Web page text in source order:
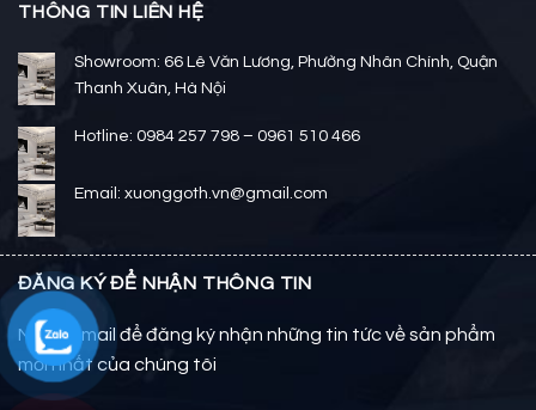
THÔNG TIN LIÊN HỆ
Showroom: 66 Lê Văn Lương, Phường Nhân Chính, Quận
Thanh Xuân, Hà Nội
Hotline: 0984 257 798 – 0961 510 466
Email: xuonggoth.vn@gmail.com
ĐĂNG KÝ ĐỂ NHẬN THÔNG TIN
Nhập email để đăng ký nhận những tin tức về sản phẩm
mới nhất của chúng tôi